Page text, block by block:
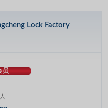
Lock Factory
员